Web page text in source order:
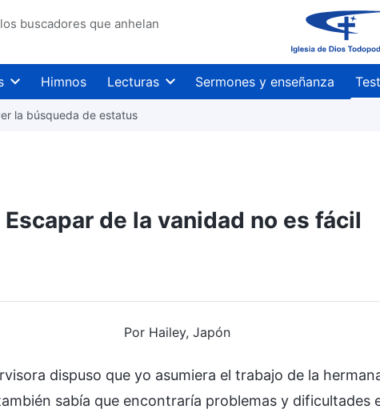
buscadores que anhelan
Himnos Lecturas Sermones y enseñanza
la búsqueda de estatus
Escapar de la vanidad no es fácil
Por Hailey, Japón
dispuso que yo asumiera el trabajo de la
sabía que encontraría problemas y dificultades